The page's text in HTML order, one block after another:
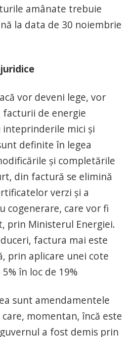
amânate trebuie
la data de 30 noiembrie
vor deveni lege, vor
facturii de energie
mici și
definite în legea
și completările
din factură se elimină
verzi și a
cogenerare, care vor fi
prin Ministerul Energiei.
factura mai este
prin aplicare unei cote
în loc de 19%
sunt amendamentele
momentan, încă este
a fost demis prin